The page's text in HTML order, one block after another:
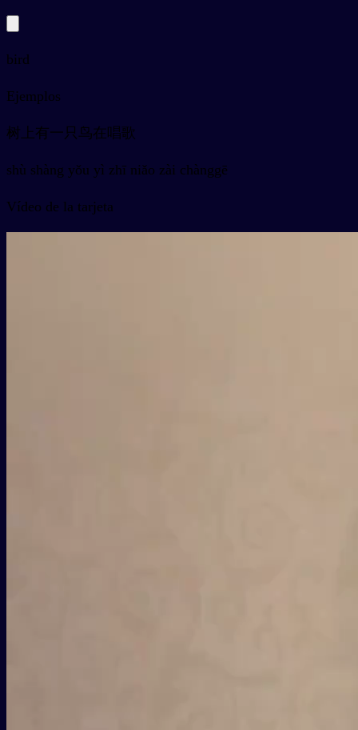
bird
Ejemplos
树上有一只鸟在唱歌
shù shàng yǒu yì zhī niǎo zài chànggē
Vídeo de la tarjeta